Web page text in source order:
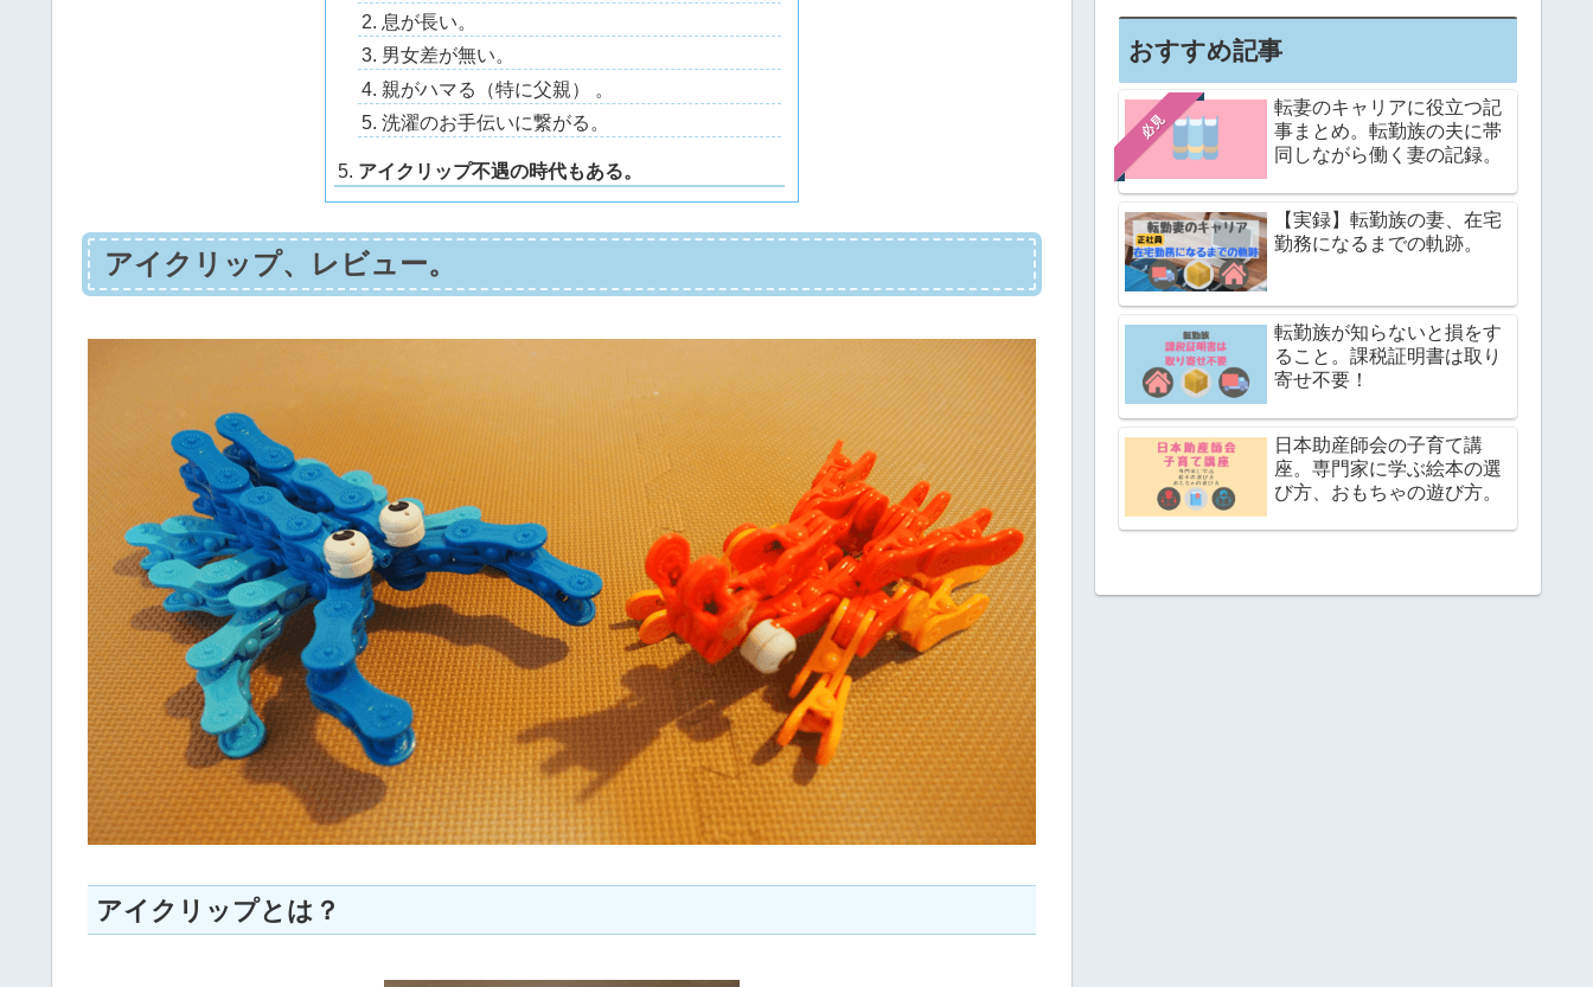
息が長い。
男女差が無い。
親がハマる（特に父親） 。
洗濯のお手伝いに繋がる。
アイクリップ不遇の時代もある。
アイクリップ、レビュー。
アイクリップとは？
おすすめ記事
必見
転妻のキャリアに役立つ記
事まとめ。転勤族の夫に帯
同しながら働く妻の記録。
【実録】転勤族の妻、在宅
勤務になるまでの軌跡。
転勤族が知らないと損をす
ること。課税証明書は取り
寄せ不要！
日本助産師会の子育て講
座。専門家に学ぶ絵本の選
び方、おもちゃの遊び方。